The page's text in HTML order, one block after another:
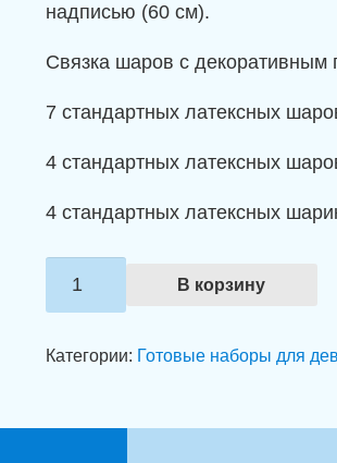
надписью (60 см).
Связка шаров с декоративным
7 стандартных латексных
4 стандартных латексных
4 стандартных латексных
из
"Серебряное
В корзину
Категории: Готовые наборы для